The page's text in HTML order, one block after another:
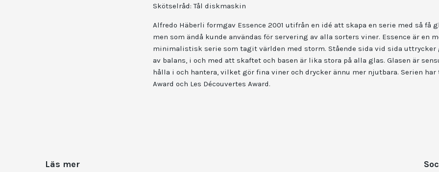
Skötselråd: Tål diskmaskin
Alfredo Häberli formgav Essence 2001 utifrån en idé att skapa en serie med så få
men som ändå kunde användas för servering av alla sorters viner. Essence är en
minimalistisk serie som tagit världen med storm. Stående sida vid sida uttrycker
av balans, i och med att skaftet och basen är lika stora på alla glas. Glasen är
hålla i och hantera, vilket gör fina viner och drycker ännu mer njutbara. Serien
Award och Les Découvertes Award.
Läs mer